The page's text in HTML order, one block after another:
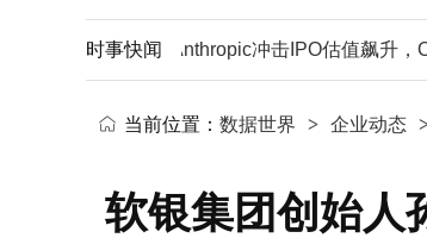
时事快闻
才是趋势 Anthropic冲击IPO估值飙升，
当前位置： 数据世界 > 企业动态
软银集团创始人